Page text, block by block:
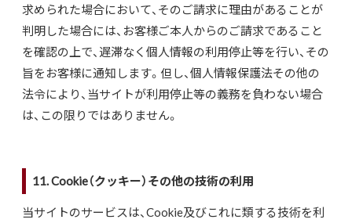
求められた場合において、そのご請求に理由があることが
判明した場合には、お客様ご本人からのご請求であること
を確認の上で、遅滞なく個人情報の利用停止等を行い、その
旨をお客様に通知します。但し、個人情報保護法その他の
法令により、当サイトが利用停止等の義務を負わない場合
は、この限りではありません。
11. Cookie（クッキー）その他の技術の利用
当サイトのサービスは、Cookie及びこれに類する技術を利